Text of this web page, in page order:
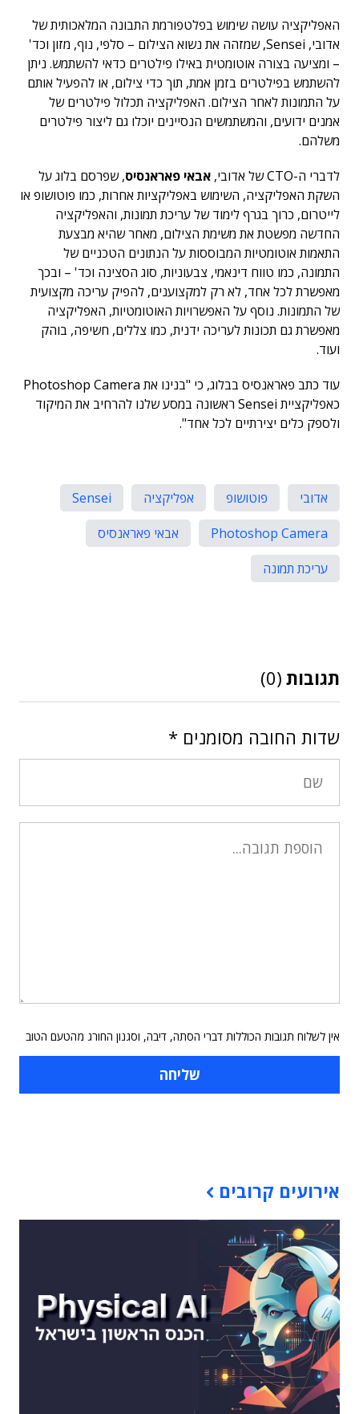
האפליקציה עושה שימוש בפלטפורמת התבונה המלאכותית של
אדובי, Sensei, שמזהה את נשוא הצילום – סלפי, נוף, מזון וכד'
– ומציעה בצורה אוטומטית באילו פילטרים כדאי להשתמש. ניתן
להשתמש בפילטרים בזמן אמת, תוך כדי צילום, או להפעיל אותם
על התמונות לאחר הצילום. האפליקציה תכלול פילטרים של
אמנים ידועים, והמשתמשים הנסיינים יוכלו גם ליצור פילטרים
משלהם.
לדברי ה-CTO של אדובי,
אבאי פאראנסיס, שפרסם בלוג על
השקת האפליקציה, השימוש באפליקציות אחרות, כמו פוטושופ או
לייטרום, כרוך בגרף לימוד של עריכת תמונות, והאפליקציה
החדשה מפשטת את משימת הצילום, מאחר שהיא מבצעת
התאמות אוטומטיות המבוססות על הנתונים הטכניים של
התמונה, כמו טווח דינאמי, צבעוניות, סוג הסצינה וכד' – ובכך
מאפשרת לכל אחד, לא רק למקצוענים, להפיק עריכה מקצועית
של התמונות. נוסף על האפשרויות האוטומטיות, האפליקציה
מאפשרת גם תכונות לעריכה ידנית, כמו צללים, חשיפה, בוהק
ועוד.
עוד כתב פאראנסיס בבלוג, כי "בנינו את Photoshop Camera
כאפליקציית Sensei ראשונה במסע שלנו להרחיב את המיקוד
ולספק כלים יצירתיים לכל אחד".
אדובי פוטושופ אפליקציה
Sensei
Photoshop Camera
אבאי פאראנסיס
עריכת תמונה
תגובות (0)
שדות החובה מסומנים *
אין לשלוח תגובות הכוללות דברי הסתה, דיבה, וסגנון החורג מהטעם הטוב
אירועים קרובים